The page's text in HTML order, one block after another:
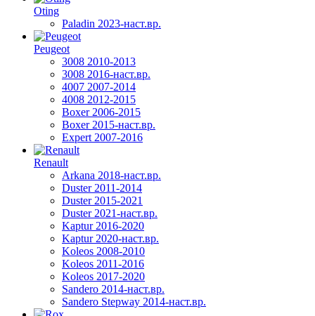
Oting
Paladin 2023-наст.вр.
Peugeot
3008 2010-2013
3008 2016-наст.вр.
4007 2007-2014
4008 2012-2015
Boxer 2006-2015
Boxer 2015-наст.вр.
Expert 2007-2016
Renault
Arkana 2018-наст.вр.
Duster 2011-2014
Duster 2015-2021
Duster 2021-наст.вр.
Kaptur 2016-2020
Kaptur 2020-наст.вр.
Koleos 2008-2010
Koleos 2011-2016
Koleos 2017-2020
Sandero 2014-наст.вр.
Sandero Stepway 2014-наст.вр.